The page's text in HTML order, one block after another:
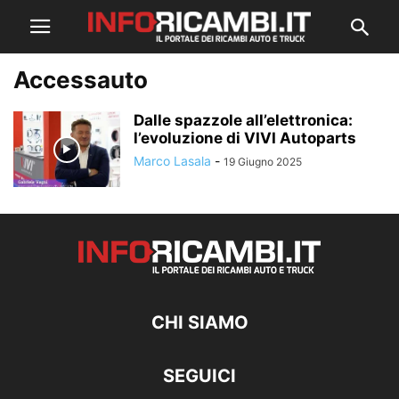
Accessauto
Dalle spazzole all’elettronica:
l’evoluzione di VIVI Autoparts
Marco Lasala - 19 Giugno 2025
CHI SIAMO
SEGUICI